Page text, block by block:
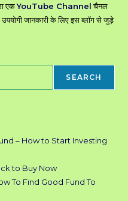
एकYouTube Channelचैनल
जानकारी के लिए इस ब्लॉग से जुड़े
SEARCH
– How to Start Investing
to Buy Now
To Find Good Fund To